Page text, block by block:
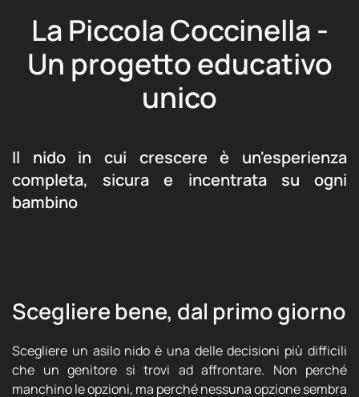
La Piccola Coccinella -
Un progetto educativo
unico
Il nido in cui crescere è un'esperienza
completa, sicura e incentrata su ogni
bambino
Scegliere bene, dal primo giorno
Scegliere un asilo nido è una delle decisioni più difficili
che un genitore si trovi ad affrontare. Non perché
manchino le opzioni, ma perché nessuna opzione sembra